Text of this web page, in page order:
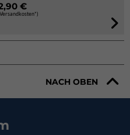
€
NACH OBEN